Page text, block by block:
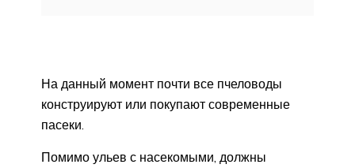
На данный момент почти все пчеловоды
конструируют или покупают современные
пасеки.
Помимо ульев с насекомыми, должны